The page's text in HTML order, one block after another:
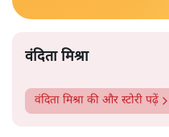
वंदिता मिश्रा
वंदिता मिश्रा की और स्टोरी पढ़ें